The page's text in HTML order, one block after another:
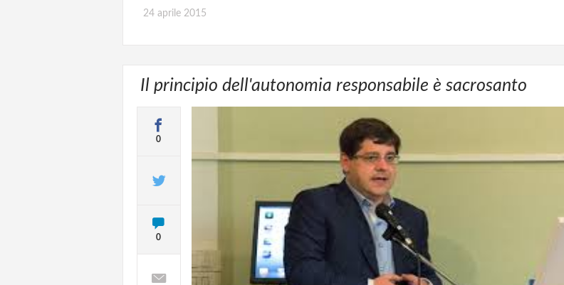
24 aprile 2015
Il principio dell'autonomia responsabile è sacrosanto
0
0